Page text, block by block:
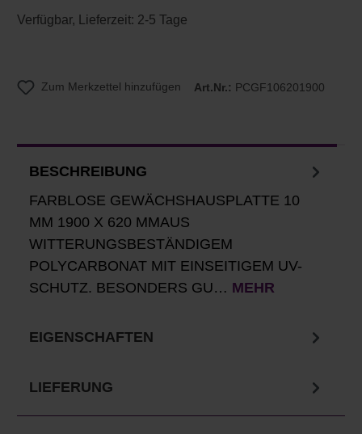
Verfügbar, Lieferzeit: 2-5 Tage
Zum Merkzettel hinzufügen Art.Nr.: PCGF106201900
BESCHREIBUNG
FARBLOSE GEWÄCHSHAUSPLATTE 10
MM 1900 X 620 MMAUS
WITTERUNGSBESTÄNDIGEM
POLYCARBONAT MIT EINSEITIGEM UV-
SCHUTZ. BESONDERS GU… MEHR
EIGENSCHAFTEN
LIEFERUNG